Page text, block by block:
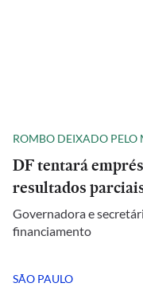
ROMBO DEIXADO PELO
DF tentará
resultados
Governadora e
financiamento
SÃO PAULO